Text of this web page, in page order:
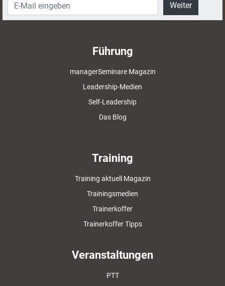
Weiter
Führung
managerSeminare Magazin
Leadership-Medien
Self-Leadership
Das Blog
Training
Training aktuell Magazin
Trainingsmedien
Trainerkoffer
Trainerkoffer Tipps
Veranstaltungen
PTT